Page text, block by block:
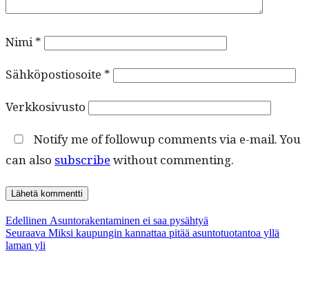
Nimi*
Sähköpostiosoite *
Verkkosivusto
Notify me of followup comments via e-mail. You
can also subscribe without commenting.
Artikkelien
selaus
Edellinen Edellinen
artikkeli:
Asuntorakentaminen ei saa pysähtyä
Seuraava Seuraava
Miksi kaupungin kannattaa pitää asuntotuotantoa yllä
laman yli